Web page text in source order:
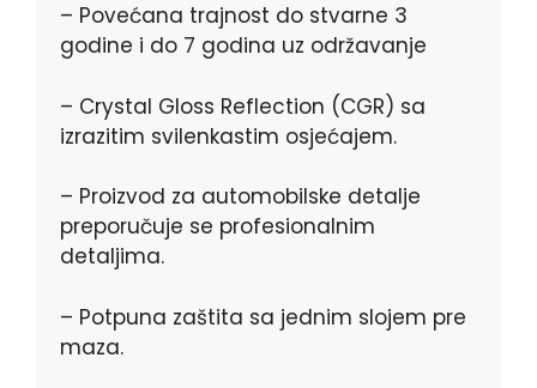
– Povećana trajnost do stvarne 3
godine i do 7 godina uz održavanje
– Crystal Gloss Reflection (CGR) sa
izrazitim svilenkastim osjećajem.
– Proizvod za automobilske detalje
preporučuje se profesionalnim
detaljima.
– Potpuna zaštita sa jednim slojem pre
maza.